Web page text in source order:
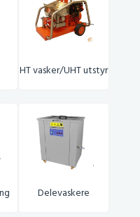
HT vasker/UHT utstyr
Delevaskere